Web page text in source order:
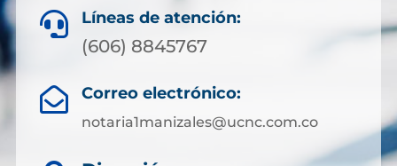
 Líneas de atención:
(606) 8845767
 Correo electrónico:
notaria1manizales@ucnc.com.co